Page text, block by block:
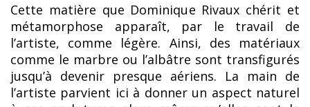
Cette matière que Dominique Rivaux chérit et
métamorphose apparaît, par le travail de
l’artiste, comme légère. Ainsi, des matériaux
comme le marbre ou l’albâtre sont transfigurés
jusqu’à devenir presque aériens. La main de
l’artiste parvient ici à donner un aspect naturel